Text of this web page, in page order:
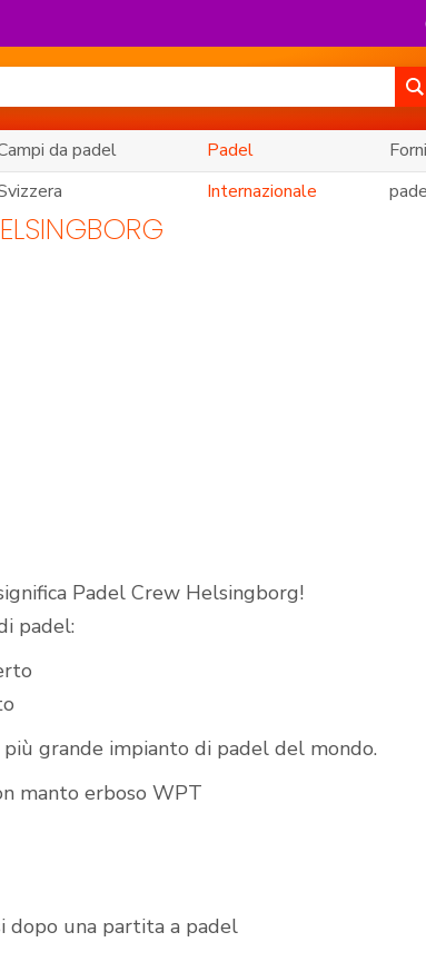
da padel
Padel
Internazionale
Padel Crew Helsingborg!
padel:
grande impianto di padel del mondo.
manto erboso WPT
dopo una partita a padel